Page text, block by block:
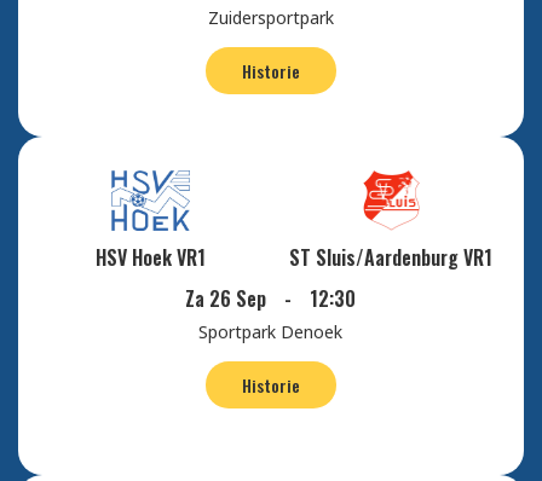
Zuidersportpark
Historie
Za 26 Sep - 12:30
Sportpark Denoek
HSV Hoek VR1 ST Sluis/Aardenburg VR1
Historie